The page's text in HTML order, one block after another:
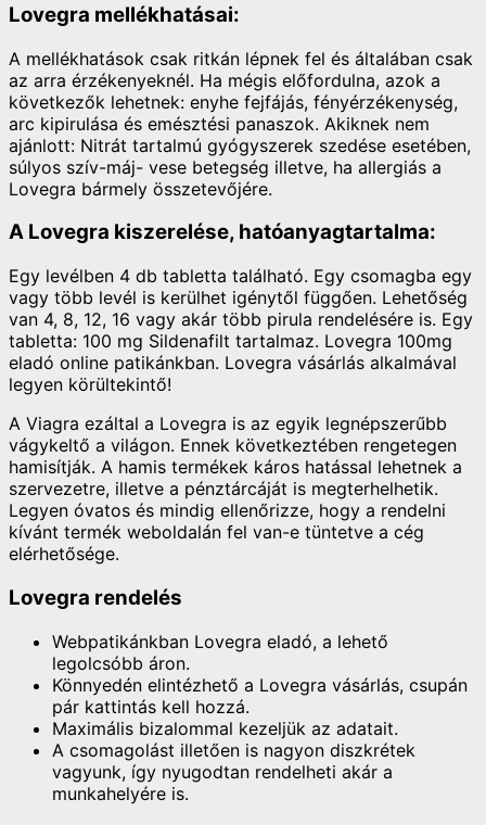
Lovegra mellékhatásai:
A mellékhatások csak ritkán lépnek fel és általában csak
az arra érzékenyeknél. Ha mégis előfordulna, azok a
következők lehetnek: enyhe fejfájás, fényérzékenység,
arc kipirulása és emésztési panaszok. Akiknek nem
ajánlott: Nitrát tartalmú gyógyszerek szedése esetében,
súlyos szív-máj- vese betegség illetve, ha allergiás a
Lovegra bármely összetevőjére.
A Lovegra kiszerelése, hatóanyagtartalma:
Egy levélben 4 db tabletta található. Egy csomagba egy
vagy több levél is kerülhet igénytől függően. Lehetőség
van 4, 8, 12, 16 vagy akár több pirula rendelésére is. Egy
tabletta: 100 mg Sildenafilt tartalmaz. Lovegra 100mg
eladó online patikánkban. Lovegra vásárlás alkalmával
legyen körültekintő!
A Viagra ezáltal a Lovegra is az egyik legnépszerűbb
vágykeltő a világon. Ennek következtében rengetegen
hamisítják. A hamis termékek káros hatással lehetnek a
szervezetre, illetve a pénztárcáját is megterhelhetik.
Legyen óvatos és mindig ellenőrizze, hogy a rendelni
kívánt termék weboldalán fel van-e tüntetve a cég
elérhetősége.
Lovegra rendelés
Webpatikánkban Lovegra eladó, a lehető
legolcsóbb áron.
Könnyedén elintézhető a Lovegra vásárlás, csupán
pár kattintás kell hozzá.
Maximális bizalommal kezeljük az adatait.
A csomagolást illetően is nagyon diszkrétek
vagyunk, így nyugodtan rendelheti akár a
munkahelyére is.